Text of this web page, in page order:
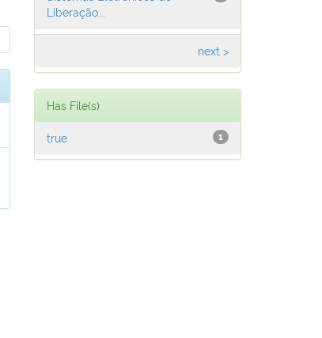
Liberação...
next >
Has File(s)
1
true